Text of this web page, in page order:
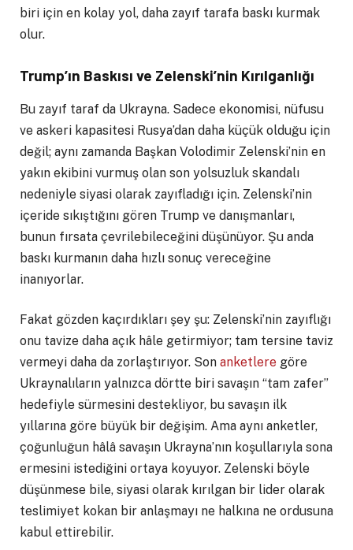
biri için en kolay yol, daha zayıf tarafa baskı kurmak
olur.
Trump’ın Baskısı ve Zelenski’nin Kırılganlığı
Bu zayıf taraf da Ukrayna. Sadece ekonomisi, nüfusu
ve askeri kapasitesi Rusya’dan daha küçük olduğu için
değil; aynı zamanda Başkan Volodimir Zelenski’nin en
yakın ekibini vurmuş olan son yolsuzluk skandalı
nedeniyle siyasi olarak zayıfladığı için. Zelenski’nin
içeride sıkıştığını gören Trump ve danışmanları,
bunun fırsata çevrilebileceğini düşünüyor. Şu anda
baskı kurmanın daha hızlı sonuç vereceğine
inanıyorlar.
Fakat gözden kaçırdıkları şey şu: Zelenski’nin zayıflığı
onu tavize daha açık hâle getirmiyor; tam tersine taviz
vermeyi daha da zorlaştırıyor. Son anketlere göre
Ukraynalıların yalnızca dörtte biri savaşın “tam zafer”
hedefiyle sürmesini destekliyor, bu savaşın ilk
yıllarına göre büyük bir değişim. Ama aynı anketler,
çoğunluğun hâlâ savaşın Ukrayna’nın koşullarıyla sona
ermesini istediğini ortaya koyuyor. Zelenski böyle
düşünmese bile, siyasi olarak kırılgan bir lider olarak
teslimiyet kokan bir anlaşmayı ne halkına ne ordusuna
kabul ettirebilir.